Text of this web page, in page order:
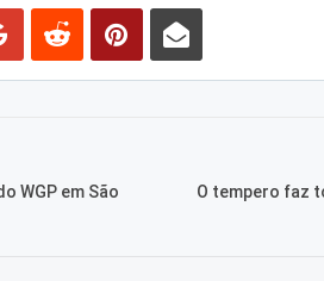
WGP em São
O tempero faz